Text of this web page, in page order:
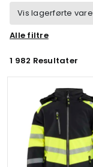
Vis lagerførte
Størrelse
Bærekraftighet
Sertifisering
Funksjonalitet
Velegnet til
Alle filtre
1 982 Resultater